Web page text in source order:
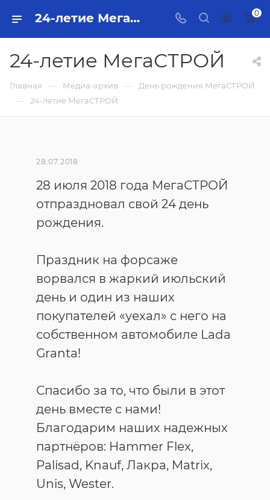
24-летие МегаСТРОЙ 0
24-летие МегаСТРОЙ
Главная — Медиа-архив — День рождения МегаСТРОЙ
— 24-летие МегаСТРОЙ
28.07.2018
28 июля 2018 года МегаСТРОЙ
отпраздновал свой 24 день
рождения.
Праздник на форсаже
ворвался в жаркий июльский
день и один из наших
покупателей «уехал» с него на
собственном автомобиле Lada
Granta!
Спасибо за то, что были в этот
день вместе с нами!
Благодарим наших надежных
партнёров: Hammer Flex,
Palisad, Knauf, Лакра, Matrix,
Unis, Wester.